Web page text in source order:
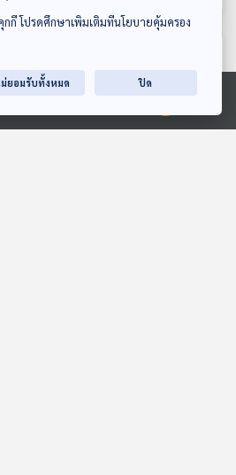
าธารณะแห่งประเทศไทย
กกี้ โปรดศึกษาเพิ่มเติมที่นโยบายคุ้มครอง
ม่ยอมรับทั้งหมด ปิด